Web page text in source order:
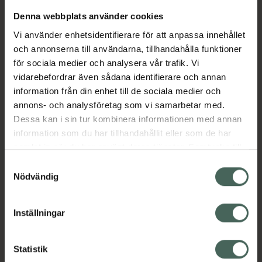
Denna webbplats använder cookies
Vi använder enhetsidentifierare för att anpassa innehållet
och annonserna till användarna, tillhandahålla funktioner
för sociala medier och analysera vår trafik. Vi
vidarebefordrar även sådana identifierare och annan
information från din enhet till de sociala medier och
annons- och analysföretag som vi samarbetar med.
Dessa kan i sin tur kombinera informationen med annan
information som du har tillhandahållit eller som de har
samlat in när du har använt deras tjänster. Samtycke till
återkalla ditt samtycke via webbplatsens
cookieinställningar. Ett återkallat samtycke påverkar inte
lagligheten av behandling som skett innan återkallelsen.
Nödvändig
Inställningar
Statistik
Följer de Nordiska riktlinjerna för
supplementering efter bariatrisk kirurgi (2024).
Innehåller skräddarsydda nivåer av bland
annat kalcium, järn, vitamin B12, folsyra och
vitamin D samt den rekommenderade dosen
av andra nödvändiga vitaminer och mineraler.
Tabletten kan sväljas eller lösas upp i vätska.
Jämförpris 1,91 kr/st
Barn och föräldrar
Visa